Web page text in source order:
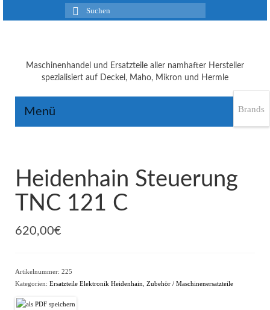
Suchen
nach:
Maschinenhandel und Ersatzteile aller namhafter Hersteller
spezialisiert auf Deckel, Maho, Mikron und Hermle
Menü
Heidenhain Steuerung
TNC 121 C
620,00€
Artikelnummer: 225
Kategorien: Ersatzteile Elektronik Heidenhain Zubehör / Maschinenersatzteile
Brands